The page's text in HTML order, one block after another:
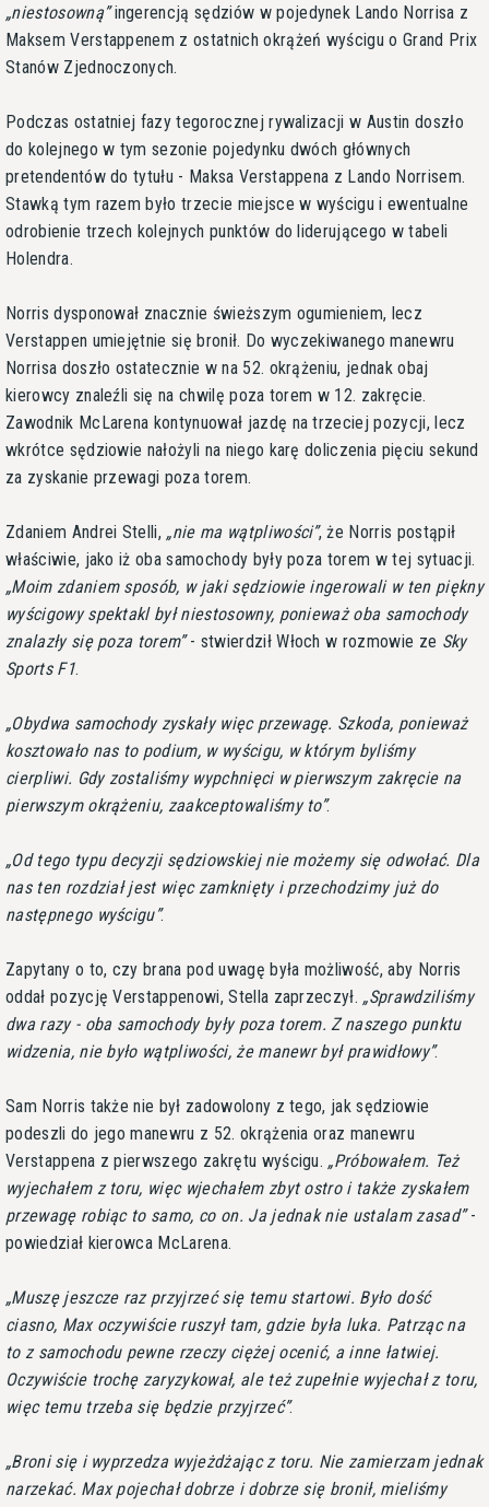
niestosowną ingerencją sędziów w pojedynek Lando Norrisa z
Maksem Verstappenem z ostatnich okrążeń wyścigu o Grand Prix
Stanów Zjednoczonych.
Podczas ostatniej fazy tegorocznej rywalizacji w Austin doszło
do kolejnego w tym sezonie pojedynku dwóch głównych
pretendentów do tytułu - Maksa Verstappena z Lando Norrisem.
Stawką tym razem było trzecie miejsce w wyścigu i ewentualne
odrobienie trzech kolejnych punktów do liderującego w tabeli
Holendra.
Norris dysponował znacznie świeższym ogumieniem, lecz
Verstappen umiejętnie się bronił. Do wyczekiwanego manewru
Norrisa doszło ostatecznie w na 52. okrążeniu, jednak obaj
kierowcy znaleźli się na chwilę poza torem w 12. zakręcie.
Zawodnik McLarena kontynuował jazdę na trzeciej pozycji, lecz
wkrótce sędziowie nałożyli na niego karę doliczenia pięciu sekund
za zyskanie przewagi poza torem.
Zdaniem Andrei Stelli, nie ma wątpliwości , że Norris postąpił
właściwie, jako iż oba samochody były poza torem w tej sytuacji.
Moim zdaniem sposób, w jaki sędziowie ingerowali w ten piękny
wyścigowy spektakl był niestosowny, ponieważ oba samochody
znalazły się poza torem - stwierdził Włoch w rozmowie ze Sky
Sports F1.
Obydwa samochody zyskały więc przewagę. Szkoda, ponieważ
kosztowało nas to podium, w wyścigu, w którym byliśmy
cierpliwi. Gdy zostaliśmy wypchnięci w pierwszym zakręcie na
pierwszym okrążeniu, zaakceptowaliśmy to .
Od tego typu decyzji sędziowskiej nie możemy się odwołać. Dla
nas ten rozdział jest więc zamknięty i przechodzimy już do
następnego wyścigu .
Zapytany o to, czy brana pod uwagę była możliwość, aby Norris
oddał pozycję Verstappenowi, Stella zaprzeczył.
Sprawdziliśmy
dwa razy - oba samochody były poza torem. Z naszego punktu
widzenia, nie było wątpliwości, że manewr był prawidłowy .
Sam Norris także nie był zadowolony z tego, jak sędziowie
podeszli do jego manewru z 52. okrążenia oraz manewru
Verstappena z pierwszego zakrętu wyścigu.
Próbowałem. Też
wyjechałem z toru, więc wjechałem zbyt ostro i także zyskałem
przewagę robiąc to samo, co on. Ja jednak nie ustalam zasad -
powiedział kierowca McLarena.
Muszę jeszcze raz przyjrzeć się temu startowi. Było dość
ciasno, Max oczywiście ruszył tam, gdzie była luka. Patrząc na
to z samochodu pewne rzeczy ciężej ocenić, a inne łatwiej.
Oczywiście trochę zaryzykował, ale też zupełnie wyjechał z toru,
więc temu trzeba się będzie przyjrzeć .
Broni się i wyprzedza wyjeżdżając z toru. Nie zamierzam jednak
narzekać. Max pojechał dobrze i dobrze się bronił, mieliśmy